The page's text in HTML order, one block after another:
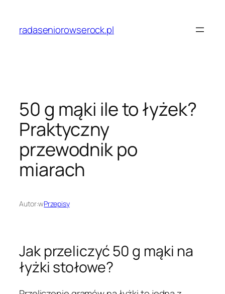
treściradaseniorowserock.pl
50 g mąki ile to łyżek?
Praktyczny
przewodnik po
miarach
Autor:wPrzepisy
Jak przeliczyć 50 g mąki na
łyżki stołowe?